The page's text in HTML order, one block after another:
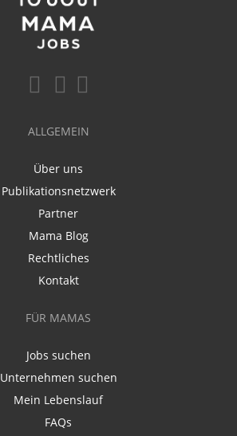
ALLGEMEIN
Über uns
Publikationsnetzwerk
Partner
Mama Blog
Rechtliches
Kontakt
FÜR MAMAS
Jobs suchen
Unternehmen suchen
Mein Lebenslauf
FAQs